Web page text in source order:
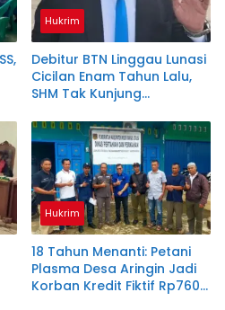
Hukrim
Debitur BTN Linggau Lunasi
Cicilan Enam Tahun Lalu,
SHM Tak Kunjung
Hukrim
18 Tahun Menanti: Petani
Plasma Desa Aringin Jadi
Korban Kredit Fiktif Rp760